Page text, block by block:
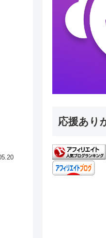
応援あり